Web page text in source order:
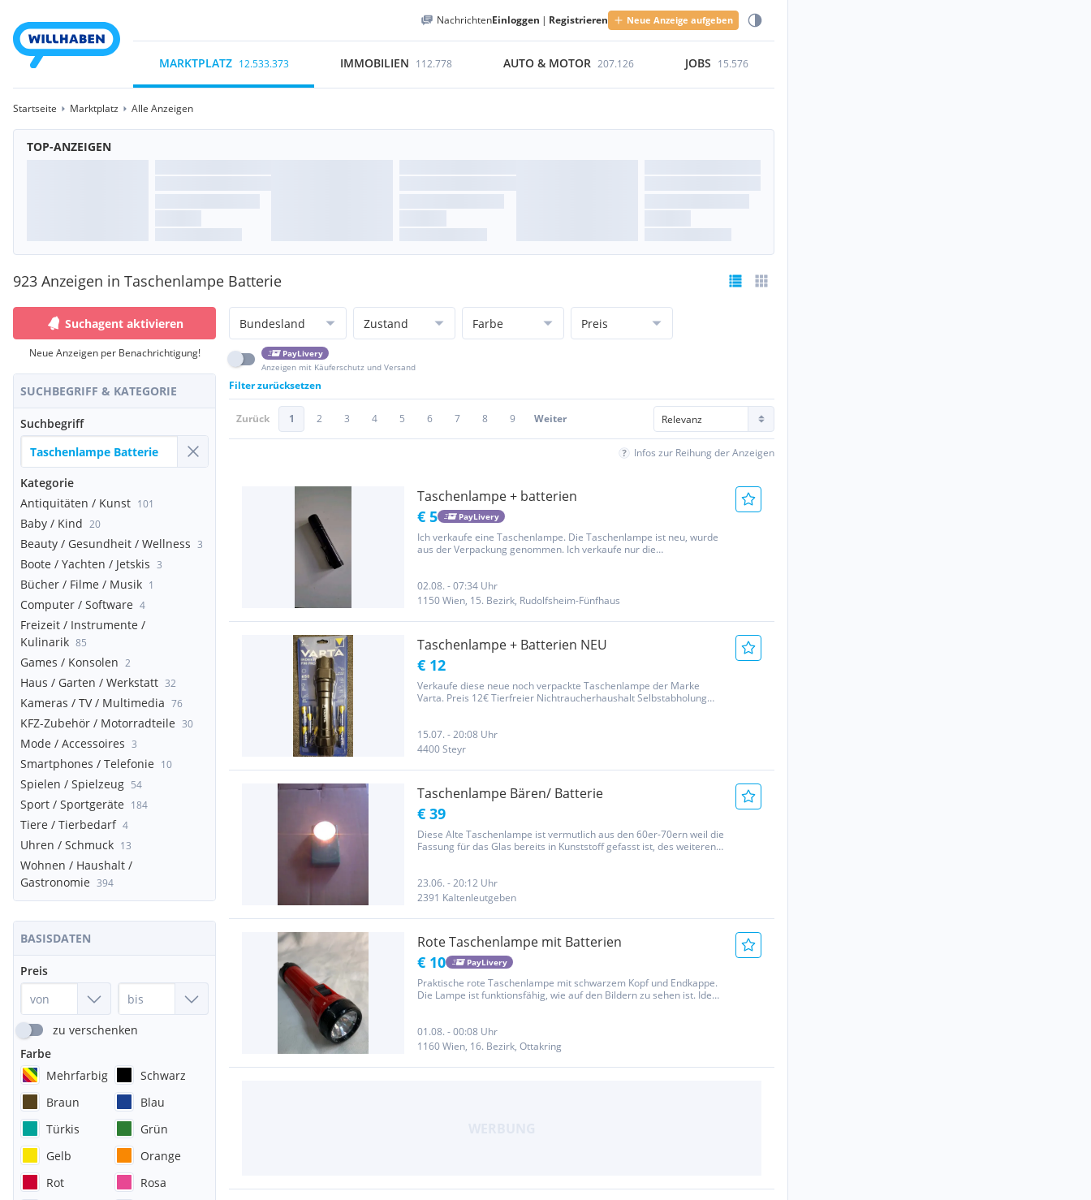
NachrichtenEinloggen | Registrieren Neue Anzeige aufgeben
MARKTPLATZ 12.533.373 IMMOBILIEN 112.778 AUTO & MOTOR 207.126 JOBS 15.576
Startseite Marktplatz Alle Anzeigen
TOP-ANZEIGEN
923 Anzeigen in Taschenlampe Batterie
Suchagent aktivieren
Neue Anzeigen per Benachrichtigung!
SUCHBEGRIFF & KATEGORIE
Suchbegriff
Kategorie
Antiquitäten / Kunst 101
Baby / Kind 20
Beauty / Gesundheit / Wellness 3
Boote / Yachten / Jetskis 3
Bücher / Filme / Musik 1
Computer / Software 4
Freizeit / Instrumente /
Kulinarik 85
Games / Konsolen 2
Haus / Garten / Werkstatt 32
Kameras / TV / Multimedia 76
KFZ-Zubehör / Motorradteile 30
Mode / Accessoires 3
Smartphones / Telefonie 10
Spielen / Spielzeug 54
Sport / Sportgeräte 184
Tiere / Tierbedarf 4
Uhren / Schmuck 13
Wohnen / Haushalt /
Gastronomie 394
BASISDATEN
Preis
zu verschenken
Farbe
Mehrfarbig
Schwarz
Braun
Blau
Türkis
Grün
Gelb
Orange
Rot
Rosa
Bundesland Zustand Farbe Preis
PayLivery
Anzeigen mit Käuferschutz und Versand
Filter zurücksetzen
Zurück 1 2 3 4 5 6 7 8 9 Weiter
Infos zur Reihung der Anzeigen
Taschenlampe + batterien
€ 5 PayLivery
Ich verkaufe eine Taschenlampe. Die Taschenlampe ist neu, wurde
aus der Verpackung genommen. Ich verkaufe nur die
02.08. - 07:34 Uhr
1150 Wien, 15. Bezirk, Rudolfsheim-Fünfhaus
Taschenlampe + Batterien NEU
€ 12
Verkaufe diese neue noch verpackte Taschenlampe der Marke
Varta. Preis 12€ Tierfreier Nichtraucherhaushalt Selbstabholung
15.07. - 20:08 Uhr
4400 Steyr
Taschenlampe Bären/ Batterie
€ 39
Diese Alte Taschenlampe ist vermutlich aus den 60er-70ern weil die
Fassung für das Glas bereits in Kunststoff gefasst ist, des weiteren
23.06. - 20:12 Uhr
2391 Kaltenleutgeben
Rote Taschenlampe mit Batterien
€ 10 PayLivery
Praktische rote Taschenlampe mit schwarzem Kopf und Endkappe.
Die Lampe ist funktionsfähig, wie auf den Bildern zu sehen ist. Ideal
01.08. - 00:08 Uhr
1160 Wien, 16. Bezirk, Ottakring